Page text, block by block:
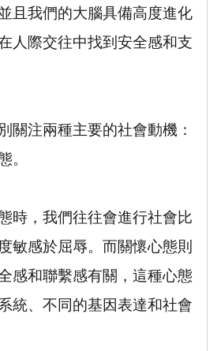
且我們的大腦具備高度進化
人際交往中找到安全感和支
關注兩種主要的社會動機：
。
時，我們往往會進行社會比
敏感於屈辱。而關懷心態則
感和聯繫感有關，這種心態
統、不同的基因表達和社會